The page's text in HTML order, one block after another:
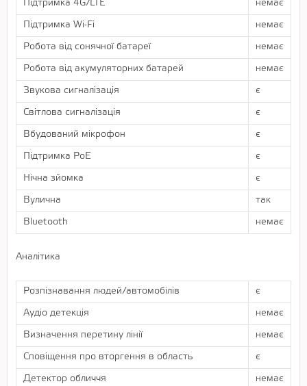
Підтримка 4G/LTE немає
Підтримка Wi-Fi немає
Робота від сонячної батареї немає
Робота від акумуляторних батарей немає
Звукова сигналізація є
Світлова сигналізація є
Вбудований мікрофон є
Підтримка РоЕ є
Нічна зйомка є
Вулична так
Bluetooth немає
Аналітика
Розпізнавання людей/автомобілів є
Аудіо детекція немає
Визначення перетину лінії немає
Сповіщення про вторгення в область є
Детектор обличчя немає